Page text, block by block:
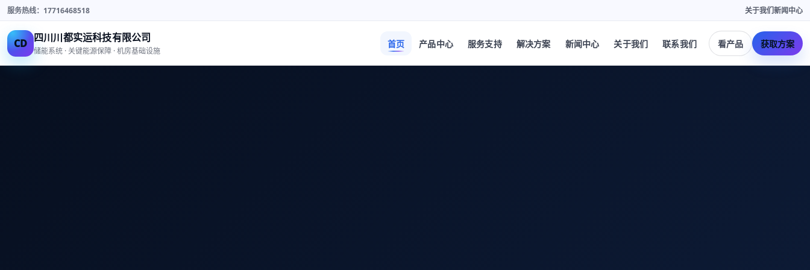
服务热线：17716468518 关于我们新闻中心
CD 四川川都实运科技有限公司
储能系统 · 关键能源保障 · 机房基础设施
首页 产品中心 服务支持 解决方案 新闻中心 关于我们 联系我们 看产品 获取方案